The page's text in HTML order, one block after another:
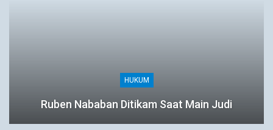
HUKUM
Ruben Nababan Ditikam Saat Main Judi